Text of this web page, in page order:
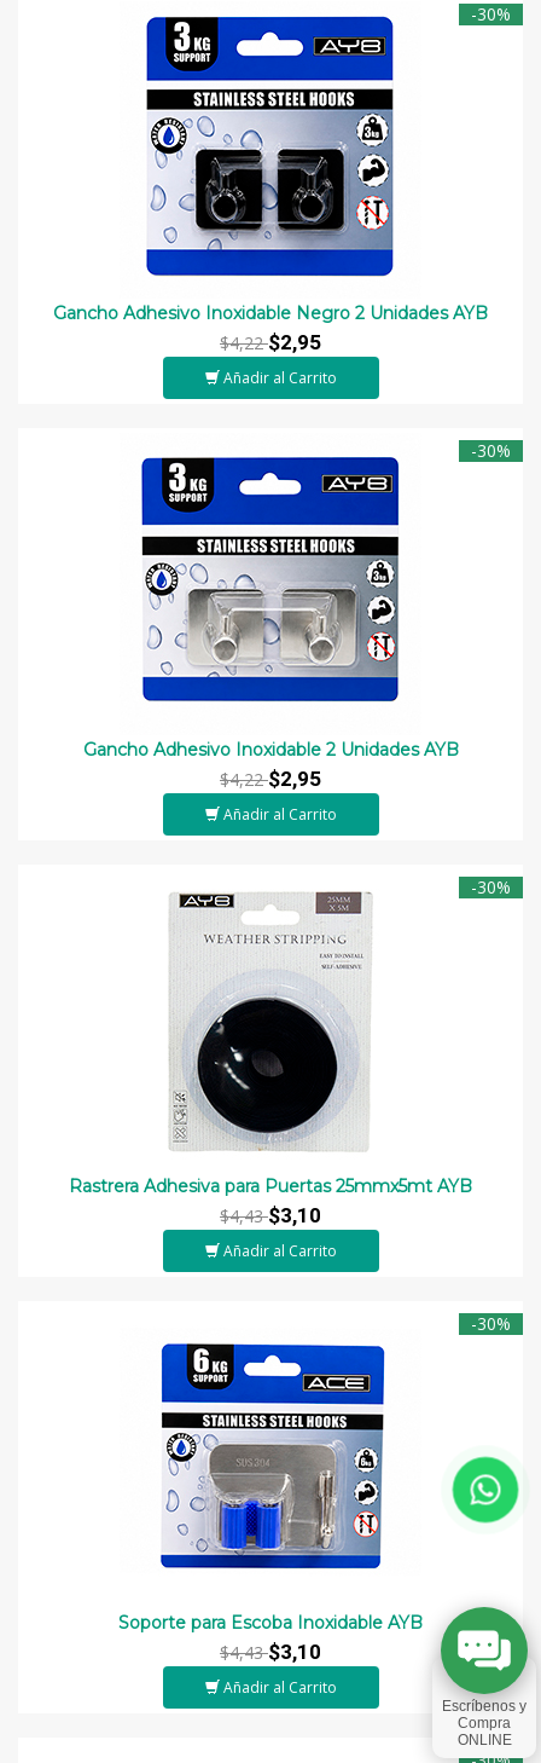
-30%
Gancho Adhesivo Inoxidable Negro 2 Unidades AYB
$4,22$2,95
Añadir al Carrito
-30%
Gancho Adhesivo Inoxidable 2 Unidades AYB
$4,22$2,95
Añadir al Carrito
-30%
Rastrera Adhesiva para Puertas 25mmx5mt AYB
$4,43$3,10
Añadir al Carrito
-30%
Soporte para Escoba Inoxidable AYB
$4,43$3,10
Añadir al Carrito